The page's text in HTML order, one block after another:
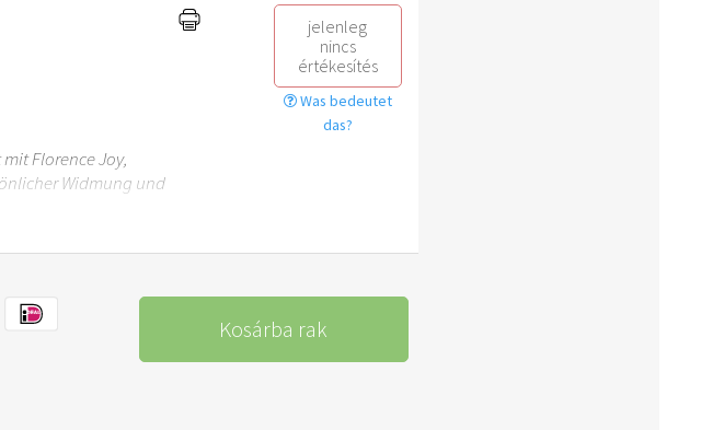
jelenleg
nincs
értékesítés
Was bedeutet
das?
Florence Joy,
Widmung und
Kosárba rak